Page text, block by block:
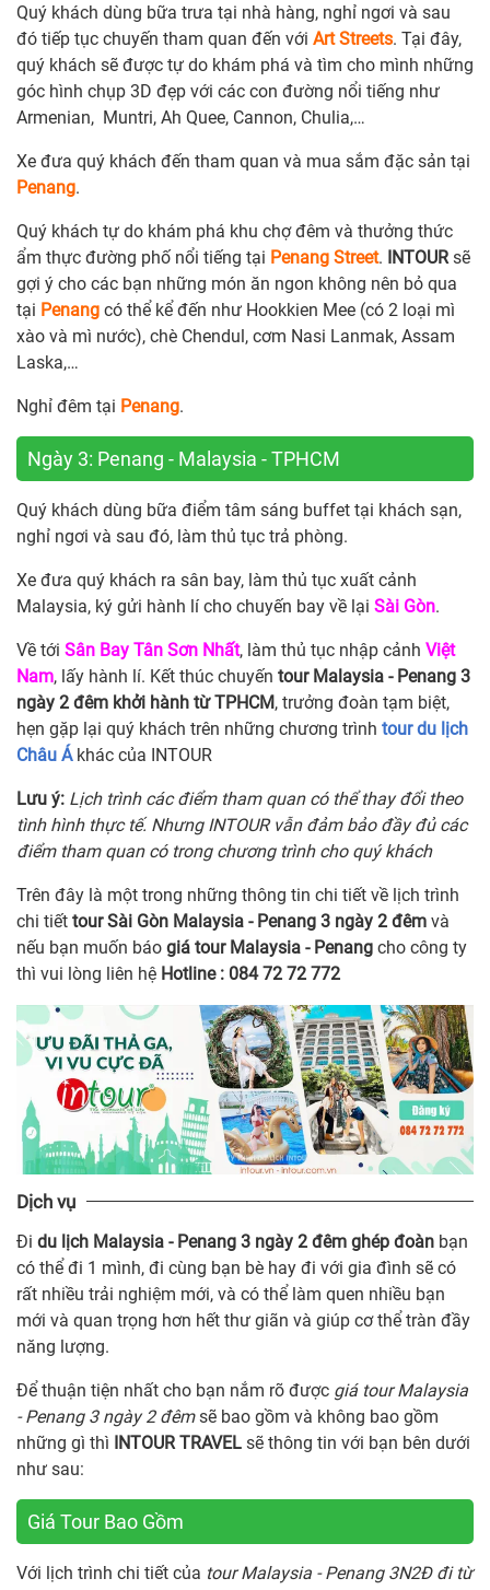
Quý khách dùng bữa trưa tại nhà hàng, nghỉ ngơi và sau
đó tiếp tục chuyến tham quan đến với Art Streets. Tại đây,
quý khách sẽ được tự do khám phá và tìm cho mình những
góc hình chụp 3D đẹp với các con đường nổi tiếng như
Armenian, Muntri, Ah Quee, Cannon, Chulia,…
Xe đưa quý khách đến tham quan và mua sắm đặc sản tại
Penang.
Quý khách tự do khám phá khu chợ đêm và thưởng thức
ẩm thực đường phố nổi tiếng tại Penang Street. INTOURsẽ
gợi ý cho các bạn những món ăn ngon không nên bỏ qua
tại Penang có thể kể đến như Hookkien Mee (có 2 loại mì
xào và mì nước), chè Chendul, cơm Nasi Lanmak, Assam
Laska,…
Nghỉ đêm tại Penang.
Ngày 3: Penang - Malaysia - TPHCM
Quý khách dùng bữa điểm tâm sáng buffet tại khách sạn,
nghỉ ngơi và sau đó, làm thủ tục trả phòng.
Xe đưa quý khách ra sân bay, làm thủ tục xuất cảnh
Malaysia, ký gửi hành lí cho chuyến bay về lại Sài Gòn.
Về tới Sân Bay Tân Sơn Nhất, làm thủ tục nhập cảnh Việt
Nam, lấy hành lí. Kết thúc chuyến tour Malaysia - Penang 3
ngày 2 đêm khởi hành từ TPHCM, trưởng đoàn tạm biệt,
hẹn gặp lại quý khách trên những chương trình tour du lịch
Châu Ákhác của INTOUR
Lưu ý: Lịch trình các điểm tham quan có thể thay đổi theo
tình hình thực tế. Nhưng INTOUR vẫn đảm bảo đầy đủ các
điểm tham quan có trong chương trình cho quý khách
Trên đây là một trong những thông tin chi tiết về lịch trình
chi tiết tour Sài Gòn Malaysia - Penang 3 ngày 2 đêm và
nếu bạn muốn báo giá tour Malaysia - Penang cho công ty
thì vui lòng liên hệ Hotline : 084 72 72 772
Dịch vụ
Đi du lịch Malaysia - Penang 3 ngày 2 đêm ghép đoàn bạn
có thể đi 1 mình, đi cùng bạn bè hay đi với gia đình sẽ có
rất nhiều trải nghiệm mới, và có thể làm quen nhiều bạn
mới và quan trọng hơn hết thư giãn và giúp cơ thể tràn đầy
năng lượng.
Để thuận tiện nhất cho bạn nắm rõ được giá tour Malaysia
- Penang 3 ngày 2 đêmsẽ bao gồm và không bao gồm
những gì thì INTOUR TRAVEL sẽ thông tin với bạn bên dưới
như sau:
Giá Tour Bao Gồm
Với lịch trình chi tiết của tour Malaysia - Penang 3N2Đ đi từ